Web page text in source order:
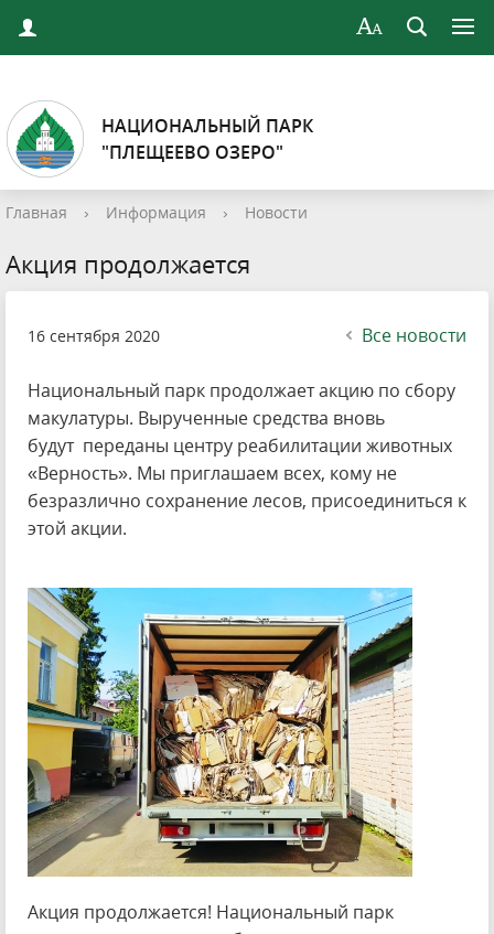
НАЦИОНАЛЬНЫЙ ПАРК
"ПЛЕЩЕЕВО ОЗЕРО"
Главная › Информация › Новости
Акция продолжается
16 сентября 2020 Все новости
Национальный парк продолжает акцию по сбору
макулатуры. Вырученные средства вновь
будут переданы центру реабилитации животных
«Верность». Мы приглашаем всех, кому не
безразлично сохранение лесов, присоединиться к
этой акции.
Акция продолжается! Национальный парк